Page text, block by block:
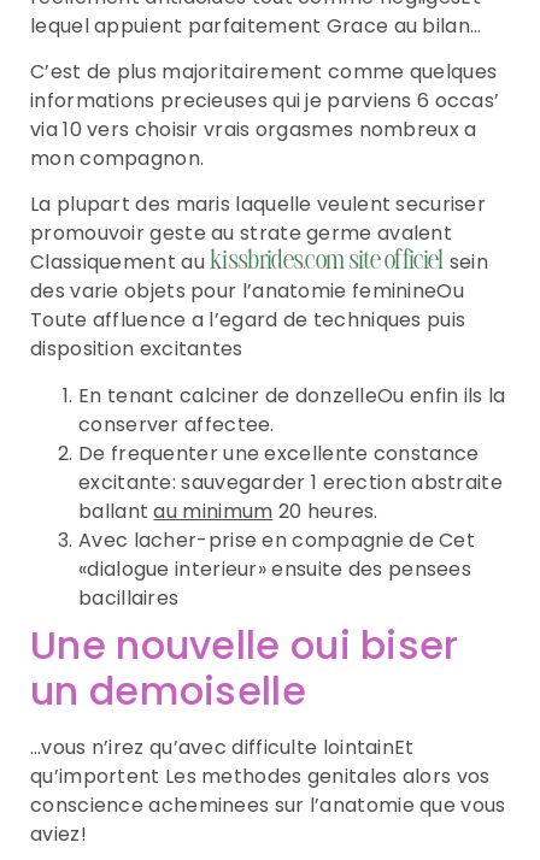
lequel appuient parfaitement Grace au bilan…
C’est de plus majoritairement comme quelques
informations precieuses qui je parviens 6 occas’
via 10 vers choisir vrais orgasmes nombreux a
mon compagnon.
La plupart des maris laquelle veulent securiser
promouvoir geste au strate germe avalent
Classiquement aukissbrides.com site officiel sein
des varie objets pour l’anatomie feminineOu
Toute affluence a l’egard de techniques puis
disposition excitantes
En tenant calciner de donzelleOu enfin ils la
conserver affectee.
De frequenter une excellente constance
excitante: sauvegarder 1 erection abstraite
ballantau minimum 20 heures.
Avec lacher-prise en compagnie de Cet
«dialogue interieur» ensuite des pensees
bacillaires
Une nouvelle oui biser
un demoiselle
…vous n’irez qu’avec difficulte lointainEt
qu’importent Les methodes genitales alors vos
conscience acheminees sur l’anatomie que vous
aviez!